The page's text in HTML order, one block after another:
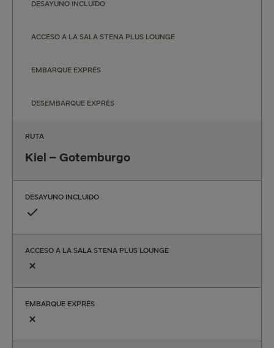
DESAYUNO INCLUIDO
ACCESO A LA SALA STENA PLUS LOUNGE
EMBARQUE EXPRÉS
DESEMBARQUE EXPRÉS
RUTA
Kiel – Gotemburgo
DESAYUNO INCLUIDO
ACCESO A LA SALA STENA PLUS LOUNGE
EMBARQUE EXPRÉS